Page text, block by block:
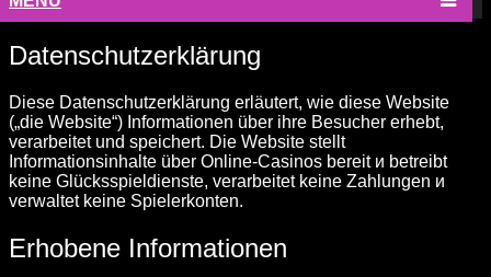
Datenschutzerklärung
Diese Datenschutzerklärung erläutert, wie diese Website
(„die Website“) Informationen über ihre Besucher erhebt,
verarbeitet und speichert. Die Website stellt
Informationsinhalte über Online-Casinos bereit и betreibt
keine Glücksspieldienste, verarbeitet keine Zahlungen и
verwaltet keine Spielerkonten.
Erhobene Informationen